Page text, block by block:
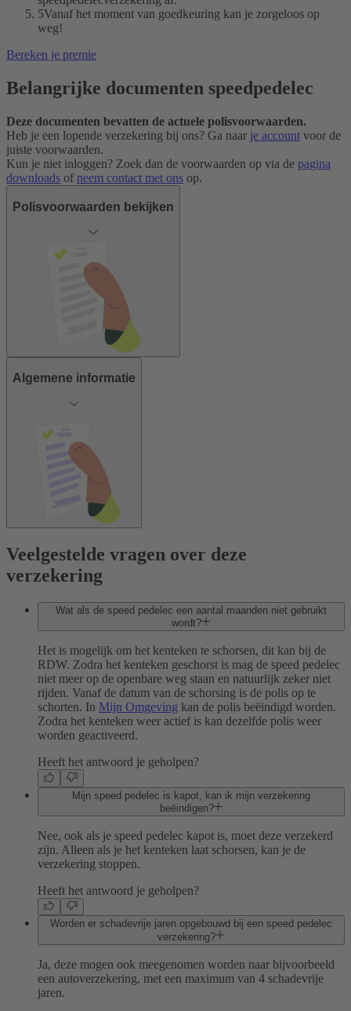
5Vanaf het moment van goedkeuring kan je zorgeloos op
weg!
Bereken je premie
Belangrijke documenten speedpedelec
Deze documenten bevatten de actuele polisvoorwaarden.
Heb je een lopende verzekering bij ons? Ga naar je account voor de
juiste voorwaarden.
Kun je niet inloggen? Zoek dan de voorwaarden op via de pagina
downloads of neem contact met ons op.
Polisvoorwaarden bekijken
Algemene informatie
Veelgestelde vragen over deze
verzekering
Wat als de speed pedelec een aantal maanden niet gebruikt
wordt?
Het is mogelijk om het kenteken te schorsen, dit kan bij de
RDW. Zodra het kenteken geschorst is mag de speed pedelec
niet meer op de openbare weg staan en natuurlijk zeker niet
rijden. Vanaf de datum van de schorsing is de polis op te
schorten. In Mijn Omgeving kan de polis beëindigd worden.
Zodra het kenteken weer actief is kan dezelfde polis weer
worden geactiveerd.
Heeft het antwoord je geholpen?
Mijn speed pedelec is kapot, kan ik mijn verzekering
beëindigen?
Nee, ook als je speed pedelec kapot is, moet deze verzekerd
zijn. Alleen als je het kenteken laat schorsen, kan je de
verzekering stoppen.
Heeft het antwoord je geholpen?
Worden er schadevrije jaren opgebouwd bij een speed pedelec
verzekering?
Ja, deze mogen ook meegenomen worden naar bijvoorbeeld
een autoverzekering, met een maximum van 4 schadevrije
jaren.